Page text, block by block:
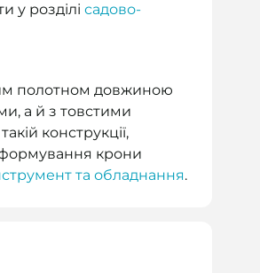
у розділі садово-
полотном довжиною
а й з товстими
конструкції,
формування крони
та обладнання.